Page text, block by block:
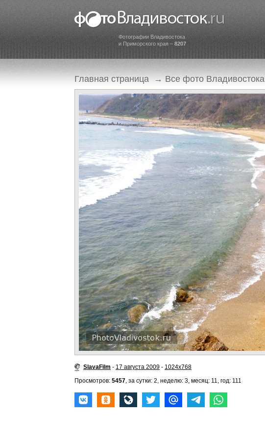
Фотографии Владивостока
и Приморского края – 8207
Главная страница → Все фото Владивостока
SlavaFilm - 17 августа 2009 - 1024x768
Просмотров: 5457, за сутки: 2, неделю: 3, месяц: 11, год: 111